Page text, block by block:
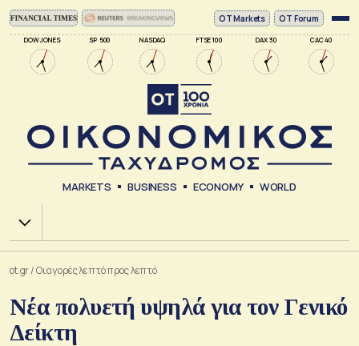
DOW JONES SP 500 NASDAQ FTSE 100 DAX 30 CAC 40
ΟΤ Markets OT Forum
MARKETS BUSINESS ECONOMY WORLD
Χ.Α.
ot.gr/Οι αγορές λεπτό προς λεπτό
Νέα πολυετή υψηλά για τον Γενικό
Δείκτη